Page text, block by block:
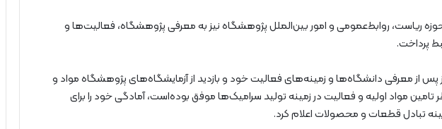
ریاست، روابط‌عمومی و امور بین‌الملل پژوهشگاه نیز به معرفی پژوهشگاه، فعالیت‌ها و
پرداخت.
از معرفی دانشگاه‌ها و زمینه‌های فعالیت خود و بازدید از آزمایشگاه‌های پژوهشگاه مواد و
نظر تامین مواد اولیه و فعالیت در زمینه تولید سرامیک‌ها موفق بوده‌است، آمادگی خود را برای
تبادل قطعات و محصولات اعلام کرد.